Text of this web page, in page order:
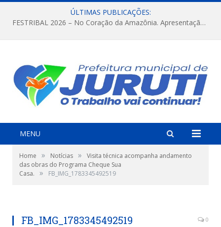
ÚLTIMAS PUBLICAÇÕES:
FESTRIBAL 2026 – No Coração da Amazônia. Apresentação da Munduruku.
MENU
Home » Notícias »
Visita técnica acompanha andamento
das obras do Programa Cheque Sua
Casa.
» FB_IMG_1783345492519
FB_IMG_1783345492519 0